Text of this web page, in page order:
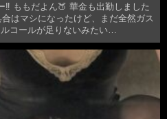
‼️ ももだよん🍑 華金も出勤しました
コールが足りないみたい